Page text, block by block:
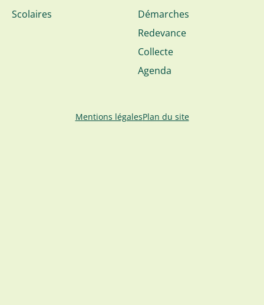
Scolaires
Démarches
Redevance
Collecte
Agenda
Mentions légalesPlan du site